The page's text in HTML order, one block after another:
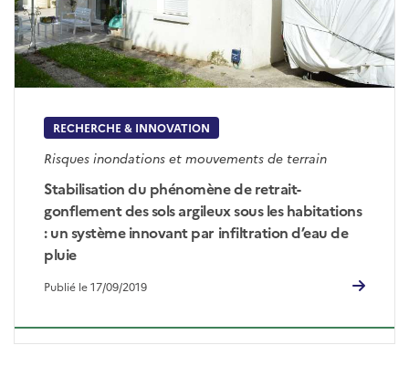
RECHERCHE & INNOVATION
Risques inondations et mouvements de terrain
Stabilisation du phénomène de retrait-
gonflement des sols argileux sous les habitations
: un système innovant par infiltration d’eau de
pluie
Publié le 17/09/2019